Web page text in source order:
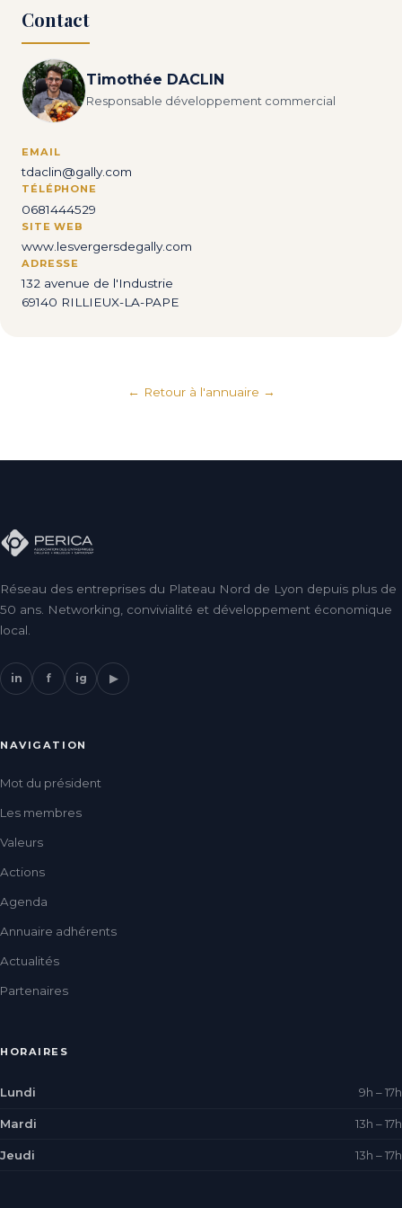
Contact
Timothée DACLIN
Responsable développement commercial
EMAIL
tdaclin@gally.com
TÉLÉPHONE
0681444529
SITE WEB
www.lesvergersdegally.com
ADRESSE
132 avenue de l'Industrie
69140 RILLIEUX-LA-PAPE
← Retour à l'annuaire
Réseau des entreprises du Plateau Nord de Lyon depuis plus de
50 ans. Networking, convivialité et développement économique
local.
in f ig ▶
NAVIGATION
Mot du président
Les membres
Valeurs
Actions
Agenda
Annuaire adhérents
Actualités
Partenaires
HORAIRES
Lundi 9h – 17h
Mardi 13h – 17h
Jeudi 13h – 17h